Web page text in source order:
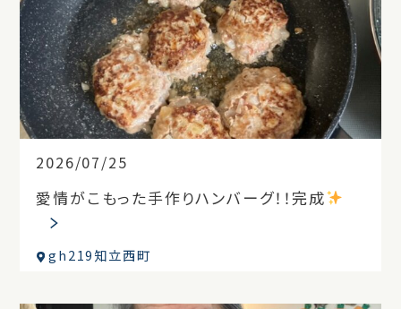
2026/07/25
愛情がこもった手作りハンバーグ！！完成
gh219知立西町